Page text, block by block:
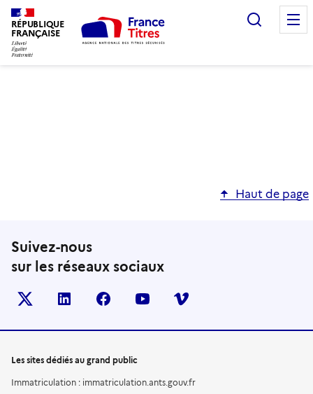
RÉPUBLIQUE
FRANÇAISE
Haut de page
Suivez-nous
sur les réseaux sociaux
X (anciennement TWITTER)
LINKEDINFACEBOOKYOUTUBEVIMEO
Les sites dédiés au grand public
Immatriculation : immatriculation.ants.gouv.fr